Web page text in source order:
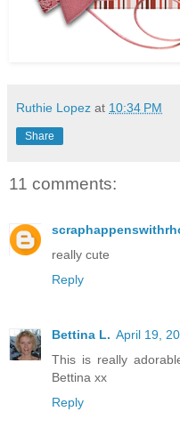
Ruthie Lopez at 10:34 PM
Share
11 comments:
really cute
Reply
Bettina L. April 19,
This is really
Bettina xx
Reply